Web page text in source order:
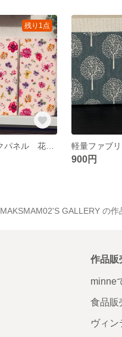
残り1点
900円
MAKSMAM02'S GALLERY の作
作品販
minne
食品販
ヴィン